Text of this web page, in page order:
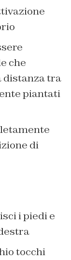
che
distanza tra
piantati
di
i piedi e
tocchi